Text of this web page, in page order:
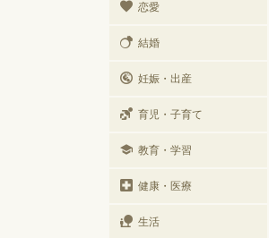
恋愛
結婚
妊娠・出産
育児・子育て
教育・学習
健康・医療
生活